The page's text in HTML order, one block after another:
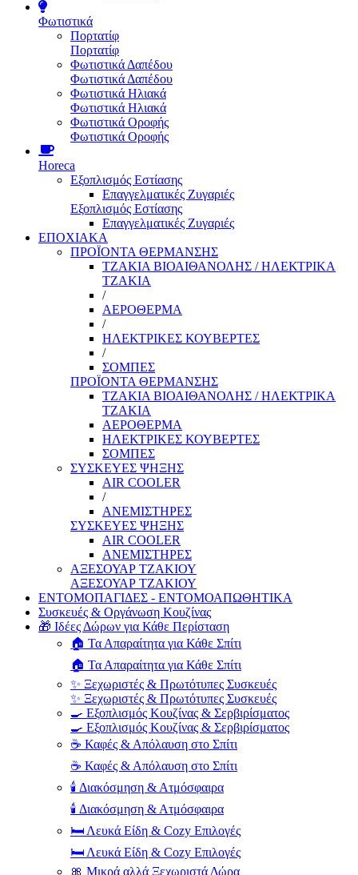
Φωτιστικά
Πορτατίφ
Πορτατίφ
Φωτιστικά Δαπέδου
Φωτιστικά Δαπέδου
Φωτιστικά Ηλιακά
Φωτιστικά Ηλιακά
Φωτιστικά Οροφής
Φωτιστικά Οροφής
Horeca
Εξοπλισμός Εστίασης
Επαγγελματικές Ζυγαριές
Εξοπλισμός Εστίασης
Επαγγελματικές Ζυγαριές
ΕΠΟΧΙΑΚΑ
ΠΡΟΪΟΝΤΑ ΘΕΡΜΑΝΣΗΣ
ΤΖΑΚΙΑ ΒΙΟΑΙΘΑΝΟΛΗΣ / ΗΛΕΚΤΡΙΚΑ
ΤΖΑΚΙΑ
/
ΑΕΡΟΘΕΡΜΑ
/
ΗΛΕΚΤΡΙΚΕΣ ΚΟΥΒΕΡΤΕΣ
/
ΣΟΜΠΕΣ
ΠΡΟΪΟΝΤΑ ΘΕΡΜΑΝΣΗΣ
ΤΖΑΚΙΑ ΒΙΟΑΙΘΑΝΟΛΗΣ / ΗΛΕΚΤΡΙΚΑ
ΤΖΑΚΙΑ
ΑΕΡΟΘΕΡΜΑ
ΗΛΕΚΤΡΙΚΕΣ ΚΟΥΒΕΡΤΕΣ
ΣΟΜΠΕΣ
ΣΥΣΚΕΥΕΣ ΨΗΞΗΣ
AIR COOLER
/
ΑΝΕΜΙΣΤΗΡΕΣ
ΣΥΣΚΕΥΕΣ ΨΗΞΗΣ
AIR COOLER
ΑΝΕΜΙΣΤΗΡΕΣ
ΑΞΕΣΟΥΑΡ ΤΖΑΚΙΟΥ
ΑΞΕΣΟΥΑΡ ΤΖΑΚΙΟΥ
ΕΝΤΟΜΟΠΑΓΙΔΕΣ - ΕΝΤΟΜΟΑΠΩΘΗΤΙΚΑ
Συσκευές & Οργάνωση Κουζίνας
🎁 Ιδέες Δώρων για Κάθε Περίσταση
🏠 Τα Απαραίτητα για Κάθε Σπίτι
🏠 Τα Απαραίτητα για Κάθε Σπίτι
✨ Ξεχωριστές & Πρωτότυπες Συσκευές
✨ Ξεχωριστές & Πρωτότυπες Συσκευές
🍳 Εξοπλισμός Κουζίνας & Σερβιρίσματος
🍳 Εξοπλισμός Κουζίνας & Σερβιρίσματος
☕ Καφές & Απόλαυση στο Σπίτι
☕ Καφές & Απόλαυση στο Σπίτι
🕯️ Διακόσμηση & Ατμόσφαιρα
🕯️ Διακόσμηση & Ατμόσφαιρα
🛏️ Λευκά Είδη & Cozy Επιλογές
🛏️ Λευκά Είδη & Cozy Επιλογές
🎀 Μικρά αλλά Ξεχωριστά Δώρα